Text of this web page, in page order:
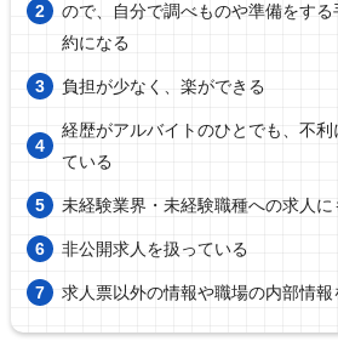
ので、自分で調べものや準備をす
約になる
負担が少なく、楽ができる
経歴がアルバイトのひとでも、不
ている
未経験業界・未経験職種への求人
非公開求人を扱っている
求人票以外の情報や職場の内部情報